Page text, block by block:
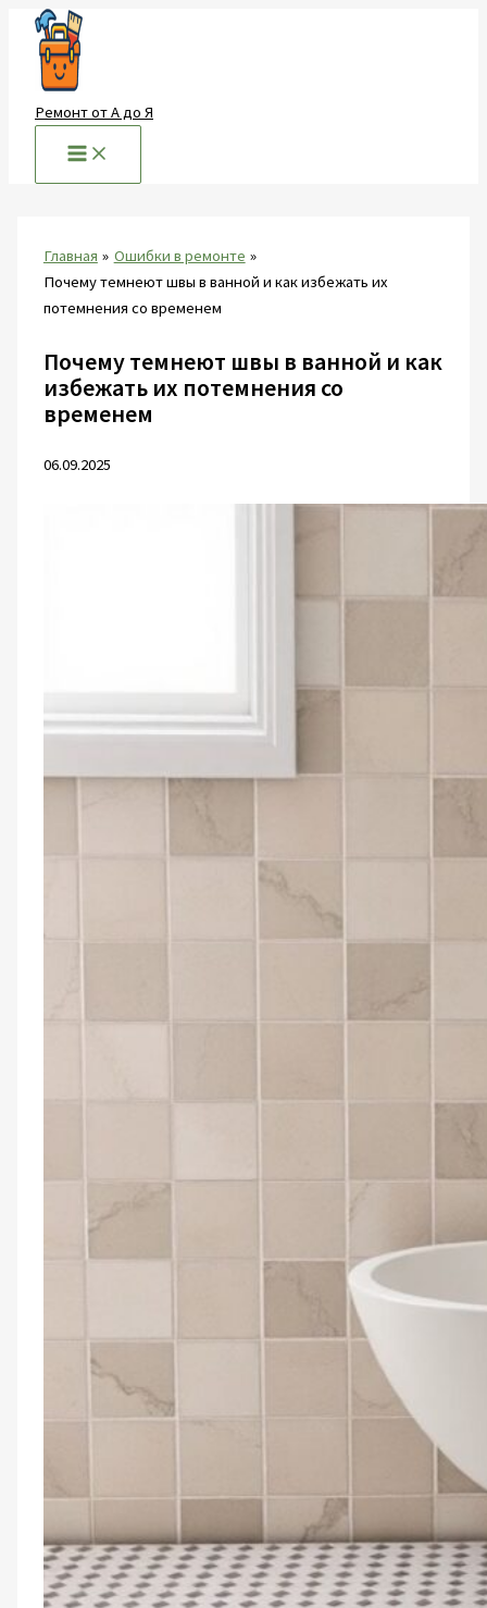
Перейти
содержимому
Ремонт от А до Я
Главная
Ошибки в ремонте
Почему темнеют швы в ванной и как избежать их
потемнения со временем
Почему темнеют швы в ванной и как
избежать их потемнения со
временем
06.09.2025